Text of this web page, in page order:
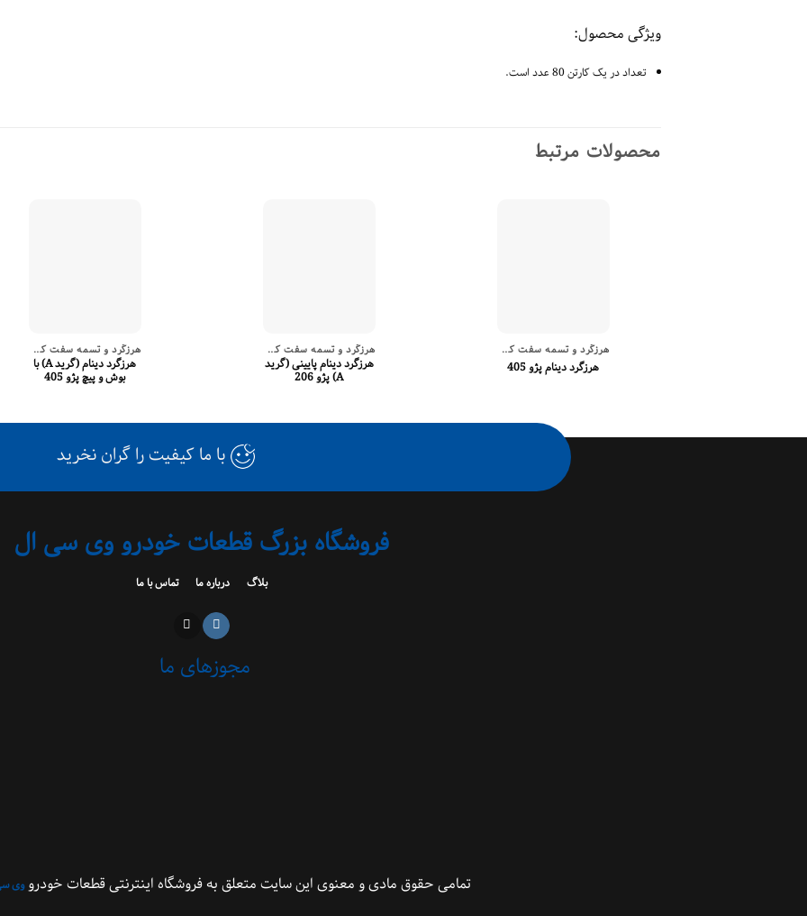
ویژگی محصول:
تعداد در یک کارتن 80 عدد است.
محصولات مرتبط
هرزگرد و تسمه سفت کن دینام
هرزگرد دینام پژو 405
هرزگرد و تسمه سفت کن دینام
هرزگرد دینام پایینی (گرید
A) پژو 206
هرزگرد و تسمه سفت کن دینام
هرزگرد دینام (گرید A) با
بوش و پیچ پژو 405
با ما کیفیت را گران نخرید
فروشگاه بزرگ قطعات خودرو وی سی ال
بلاگ درباره ما تماس با ما
مجوزهای ما
تمامی حقوق مادی و معنوی این سایت متعلق به فروشگاه اینترنتی قطعات خودرو وی